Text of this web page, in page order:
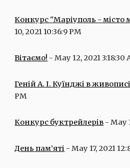
Конкурс "Маріуполь - місто
10, 2021 10:36:9 PM
Вітаємо! - May 12, 2021 3:18:30
Геній А. І. Куїнджі в живописі
PM
Конкурс буктрейлерів - May
День пам’яті - May 17, 2021